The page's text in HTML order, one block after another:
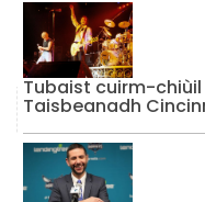
Tubaist cuirm-
Taisbeanadh